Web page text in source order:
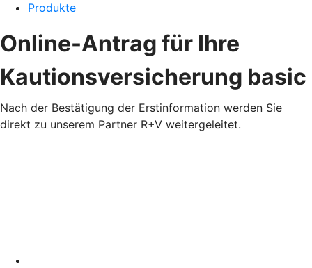
Produkte
Online-Antrag für Ihre
Kautionsversicherung basic
Nach der Bestätigung der Erstinformation werden Sie
direkt zu unserem Partner R+V weitergeleitet.